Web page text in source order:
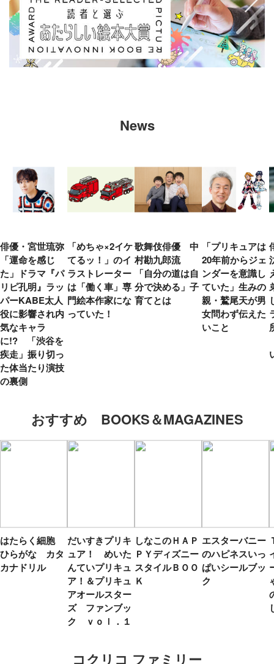
News
俳優・宮世琉弥
「運命を感じ
た」ドラマ『パ
リピ孔明』ラッ
パーKABE太人
役に影響され内
気なキャラ
に!? 「渋谷を
疾走」振り切っ
た体当たり演技
の裏側
「めちゃ×2イケ
てるッ！」のイ
ラストレーター
は「働く車」専
門絵本作家にな
っていた！
歌舞伎俳優 中
村勘九郎流
「自分の道は自
分で決める」子
育てとは
「プリキュアは
20年前からジェ
ンダーを意識し
ていた」生みの
親・鷲尾天が男
女問わず伝えた
いこと
おすすめ BOOKS＆MAGAZINES
はたらく細胞
ひらがな カタ
カナドリル
だいすきプリキ
ュア！ めいた
んていプリキュ
ア！＆プリキュ
アオールスター
ズ ファンブッ
ク ｖｏｌ．１
しなこのＨＡＰ
ＰＹディズニー
スタイルＢＯＯ
Ｋ
エスターバニー
のハピネスいっ
ぱいシールブッ
ク
コクリコ ファミリー